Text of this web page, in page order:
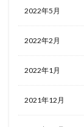
2022年5月
2022年2月
2022年1月
2021年12月